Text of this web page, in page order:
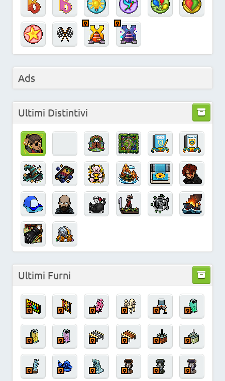
Ads
Ultimi Distintivi
Ultimi Furni